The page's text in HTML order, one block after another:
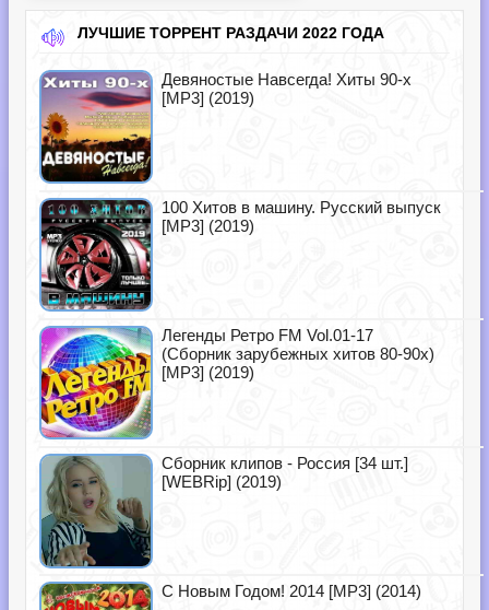
ЛУЧШИЕ ТОРРЕНТ РАЗДАЧИ 2022 ГОДА
Девяностые Навсегда! Хиты 90-х
[MP3] (2019)
100 Хитов в машину. Русский выпуск
[MP3] (2019)
Легенды Ретро FM Vol.01-17
(Сборник зарубежных хитов 80-90х)
[MP3] (2019)
Сборник клипов - Россия [34 шт.]
[WEBRip] (2019)
С Новым Годом! 2014 [MP3] (2014)